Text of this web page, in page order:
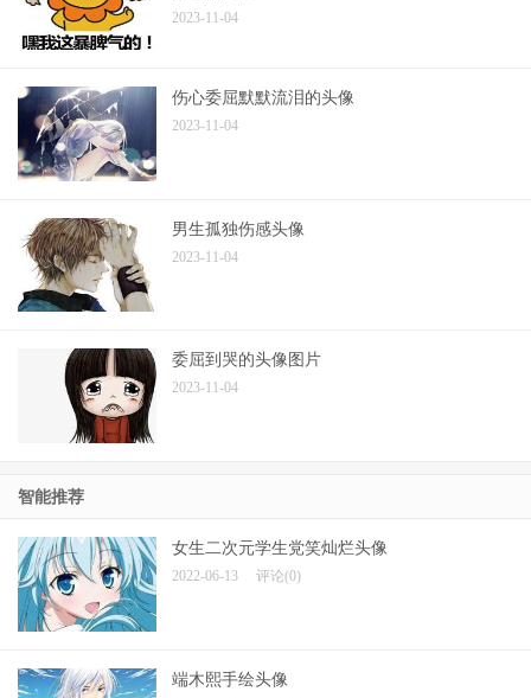
2023-11-04
伤心委屈默默流泪的头像
2023-11-04
男生孤独伤感头像
2023-11-04
委屈到哭的头像图片
2023-11-04
智能推荐
女生二次元学生党笑灿烂头像
2022-06-13 评论(0)
端木熙手绘头像